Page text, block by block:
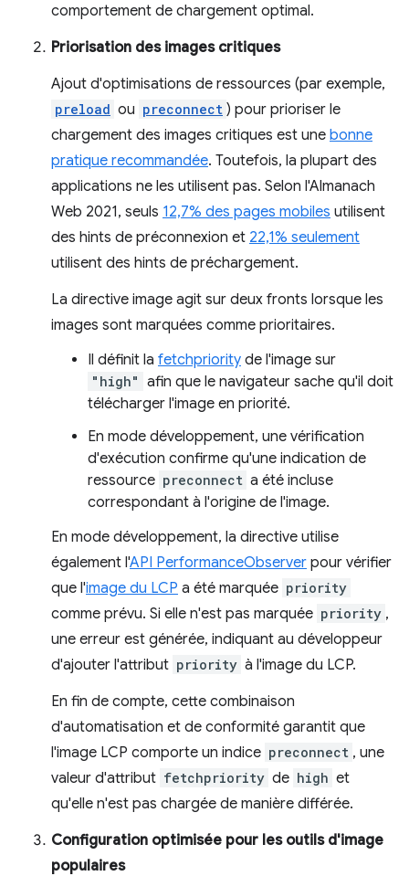
comportement de chargement optimal.
Priorisation des images critiques
Ajout d'optimisations de ressources (par exemple,
preload ou preconnect ) pour prioriser le
chargement des images critiques est une bonne
pratique recommandée. Toutefois, la plupart des
applications ne les utilisent pas. Selon l'Almanach
Web 2021, seuls 12,7% des pages mobiles utilisent
des hints de préconnexion et 22,1% seulement
utilisent des hints de préchargement.
La directive image agit sur deux fronts lorsque les
images sont marquées comme prioritaires.
Il définit la fetchpriority de l'image sur
"high" afin que le navigateur sache qu'il doit
télécharger l'image en priorité.
En mode développement, une vérification
d'exécution confirme qu'une indication de
ressource preconnect a été incluse
correspondant à l'origine de l'image.
En mode développement, la directive utilise
également l'API PerformanceObserver pour vérifier
que l'image du LCP a été marquée priority
comme prévu. Si elle n'est pas marquée priority ,
une erreur est générée, indiquant au développeur
d'ajouter l'attribut priority à l'image du LCP.
En fin de compte, cette combinaison
d'automatisation et de conformité garantit que
l'image LCP comporte un indice preconnect , une
valeur d'attribut fetchpriority de high et
qu'elle n'est pas chargée de manière différée.
Configuration optimisée pour les outils d'image
populaires